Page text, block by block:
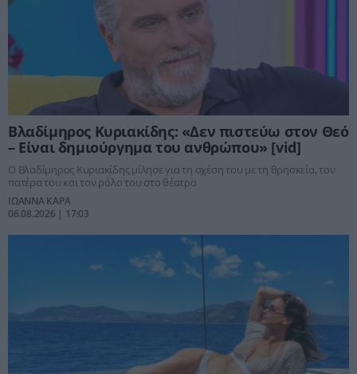
Βλαδίμηρος Κυριακίδης: «Δεν πιστεύω στον Θεό
– Είναι δημιούργημα του ανθρώπου» [vid]
Ο Βλαδίμηρος Κυριακίδης μίλησε για τη σχέση του με τη θρησκεία, τον
πατέρα του και τον ρόλο του στο θέατρο
ΙΩΑΝΝΑ ΚΑΡΑ
06.08.2026 | 17:03